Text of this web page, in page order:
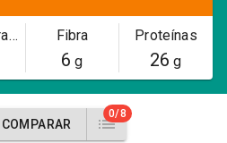
Carbohidratos Fibra
6 g
Proteínas
26 g
0/8